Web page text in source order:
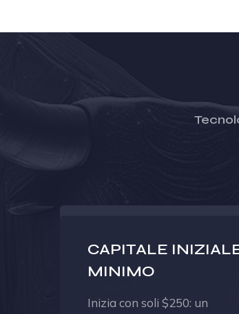
CAPITALE
MINIMO
Inizia con soli $250: un